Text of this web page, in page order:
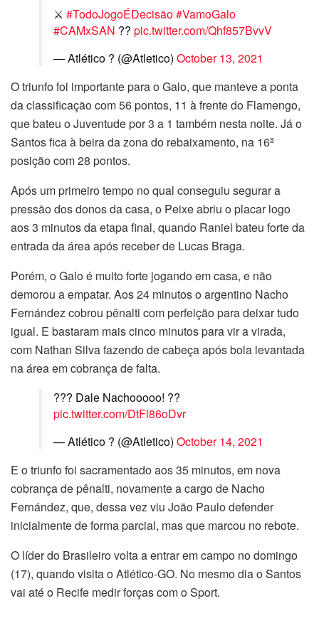
⚔️ #TodoJogoÉDecisão#VamoGalo
#CAMxSAN ??️ pic.twitter.com/Qhf857BvvV
— Atlético ? (@Atletico) October 13, 2021
O triunfo foi importante para o Galo, que manteve a ponta
da classificação com 56 pontos, 11 à frente do Flamengo,
que bateu o Juventude por 3 a 1 também nesta noite. Já o
Santos fica à beira da zona do rebaixamento, na 16ª
posição com 28 pontos.
Após um primeiro tempo no qual conseguiu segurar a
pressão dos donos da casa, o Peixe abriu o placar logo
aos 3 minutos da etapa final, quando Raniel bateu forte da
entrada da área após receber de Lucas Braga.
Porém, o Galo é muito forte jogando em casa, e não
demorou a empatar. Aos 24 minutos o argentino Nacho
Fernández cobrou pênalti com perfeição para deixar tudo
igual. E bastaram mais cinco minutos para vir a virada,
com Nathan Silva fazendo de cabeça após bola levantada
na área em cobrança de falta.
??? Dale Nachooooo! ??️
pic.twitter.com/DtFl86oDvr
— Atlético ? (@Atletico) October 14, 2021
E o triunfo foi sacramentado aos 35 minutos, em nova
cobrança de pênalti, novamente a cargo de Nacho
Fernández, que, dessa vez viu João Paulo defender
inicialmente de forma parcial, mas que marcou no rebote.
O líder do Brasileiro volta a entrar em campo no domingo
(17), quando visita o Atlético-GO. No mesmo dia o Santos
vai até o Recife medir forças com o Sport.